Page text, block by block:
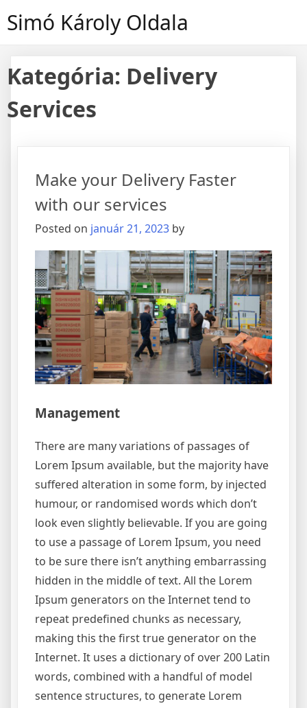
toSimó Károly Oldala
Kategória: Delivery
Services
Make your Delivery Faster
with our services
Posted on január 21, 2023 by
Management
There are many variations of passages of
Lorem Ipsum available, but the majority have
suffered alteration in some form, by injected
humour, or randomised words which don’t
look even slightly believable. If you are going
to use a passage of Lorem Ipsum, you need
to be sure there isn’t anything embarrassing
hidden in the middle of text. All the Lorem
Ipsum generators on the Internet tend to
repeat predefined chunks as necessary,
making this the first true generator on the
Internet. It uses a dictionary of over 200 Latin
words, combined with a handful of model
sentence structures, to generate Lorem